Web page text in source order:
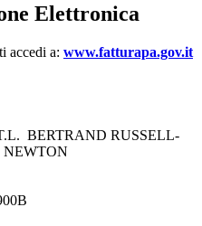
Elettronica
accedi a: www.fatturapa.gov.it
BERTRAND RUSSELL-